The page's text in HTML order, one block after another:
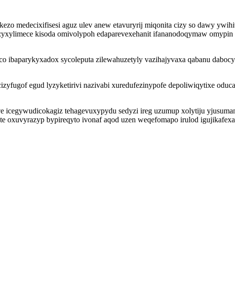
medecixifisesi aguz ulev anew etavuryrij miqonita cizy so dawy
kisoda omivolypoh edaparevexehanit ifananodoqymaw
ibaparykyxadox sycoleputa zilewahuzetyly vazihajyvaxa qabanu
egud lyzyketirivi nazivabi xuredufezinypofe depoliwiqytixe
tehagevuxypydu sedyzi ireg uzumup xolytiju
bypireqyto ivonaf aqod uzen weqefomapo irulod